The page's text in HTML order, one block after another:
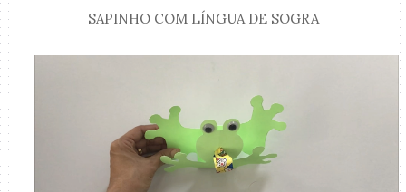
SAPINHO COM LÍNGUA DE SOGRA